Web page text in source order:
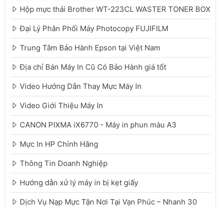
Hộp mực thải Brother WT-223CL WASTER TONER BOX
Đại Lý Phân Phối Máy Photocopy FUJIFILM
Trung Tâm Bảo Hành Epson tại Việt Nam
Địa chỉ Bán Máy In Cũ Có Bảo Hành giá tốt
Video Hướng Dẫn Thay Mực Máy In
Video Giới Thiệu Máy In
CANON PIXMA iX6770 - Máy in phun màu A3
Mực In HP Chính Hãng
Thông Tin Doanh Nghiệp
Hướng dẫn xử lý máy in bị kẹt giấy
Dịch Vụ Nạp Mực Tận Nơi Tại Vạn Phúc – Nhanh 30